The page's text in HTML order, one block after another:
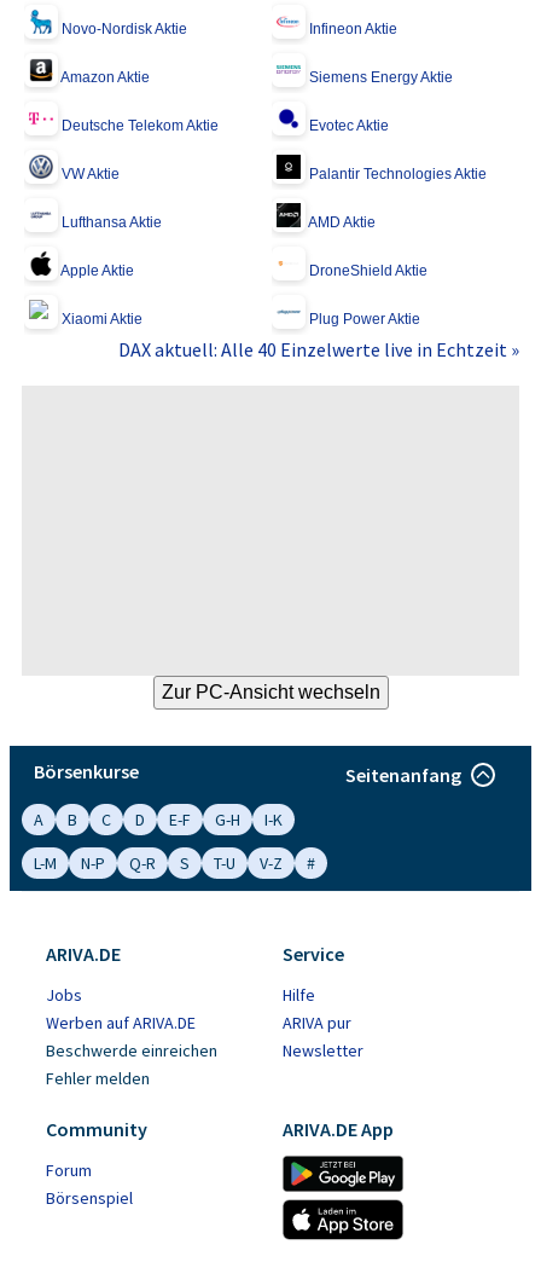
Novo-Nordisk Aktie Infineon Aktie
Amazon Aktie Siemens Energy Aktie
Deutsche Telekom Aktie Evotec Aktie
VW Aktie Palantir Technologies Aktie
Lufthansa Aktie AMD Aktie
Apple Aktie DroneShield Aktie
Xiaomi Aktie Plug Power Aktie
DAX aktuell: Alle 40 Einzelwerte live in Echtzeit »
Börsenkurse Seitenanfang
A B C D E-F G-H
I-K
L-M
N-P Q-R S T-U V-Z #
ARIVA.DE
Jobs
Werben auf ARIVA.DE
Beschwerde einreichen
Fehler melden
Service
Hilfe
ARIVA pur
Newsletter
Community
Forum
Börsenspiel
ARIVA.DE App